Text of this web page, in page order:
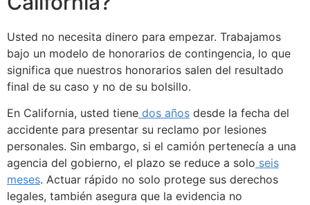
Usted no necesita dinero para empezar. Trabajamos
bajo un modelo de honorarios de contingencia, lo que
significa que nuestros honorarios salen del resultado
final de su caso y no de su bolsillo.
En California, usted tiene dos años desde la fecha del
accidente para presentar su reclamo por lesiones
personales. Sin embargo, si el camión pertenecía a una
agencia del gobierno, el plazo se reduce a solo seis
meses. Actuar rápido no solo protege sus derechos
legales, también asegura que la evidencia no